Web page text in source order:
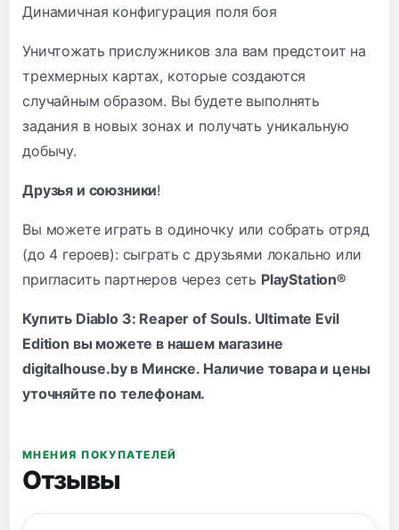
Динамичная конфигурация поля боя
Уничтожать прислужников зла вам предстоит на
трехмерных картах, которые создаются
случайным образом. Вы будете выполнять
задания в новых зонах и получать уникальную
добычу.
Друзья и союзники!
Вы можете играть в одиночку или собрать отряд
(до 4 героев): сыграть с друзьями локально или
пригласить партнеров через сеть PlayStation®
Купить Diablo 3: Reaper of Souls. Ultimate Evil
Edition вы можете в нашем магазине
digitalhouse.by в Минске. Наличие товара и цены
уточняйте по телефонам.
МНЕНИЯ ПОКУПАТЕЛЕЙ
Отзывы